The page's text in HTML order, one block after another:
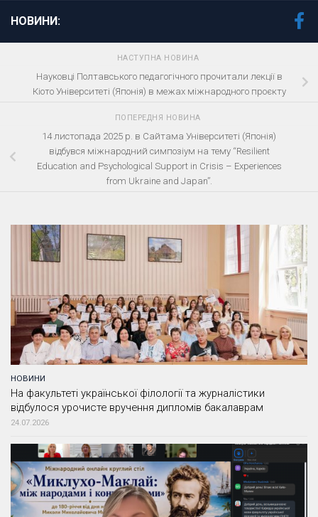
НОВИНИ:
НАСТУПНА НОВИНА
Науковці Полтавського педагогічного прочитали лекції в
Кіото Університеті (Японія) в межах міжнародного проєкту
ПОПЕРЕДНЯ НОВИНА
14 листопада 2025 р. в Сайтама Університеті (Японія)
відбувся міжнародний симпозіум на тему “Resilient
Education and Psychological Support in Crisis – Experiences
from Ukraine and Japan”.
НОВИНИ
На факультеті української філології та журналістики
відбулося урочисте вручення дипломів бакалаврам
24.07.2026